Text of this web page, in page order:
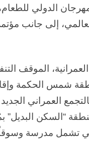
الدولي
إلى جانب
الموقف
شمس الحكمة
العمراني
“السكن البديل”
تشمل مدرسة